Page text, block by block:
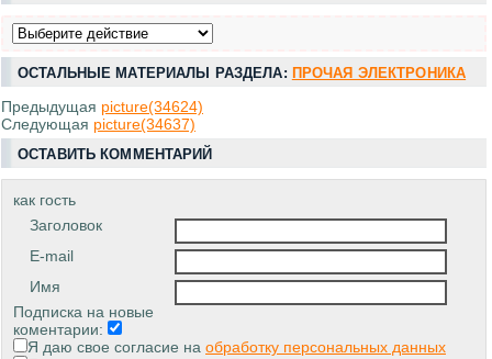
ОСТАЛЬНЫЕ МАТЕРИАЛЫ РАЗДЕЛА: ПРОЧАЯ ЭЛЕКТРОНИКА
Предыдущая picture(34624)
Следующая picture(34637)
ОСТАВИТЬ КОММЕНТАРИЙ
как гость
Заголовок
E-mail
Имя
Подписка на новые
коментарии:
Я даю свое согласие на обработку персональных данных